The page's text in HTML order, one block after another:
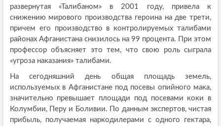
развернутая «Талибаном» в 2001 году, привела к
снижению мирового производства героина на две трети,
причем его производство в контролируемых талибами
районах Афганистана снизилось на 99 процента. При этом
профессор объясняет это тем, что свою роль сыграла
«угроза наказания» талибами.
На сегодняшний день общая площадь земель,
используемых в Афганистане под посевы опийного мака,
значительно превышает площади под посевами коки в
Колумбии, Перу и Боливии. По данным экспертов, чистая
прибыль, получаемая наркодилерами с одного гектара,